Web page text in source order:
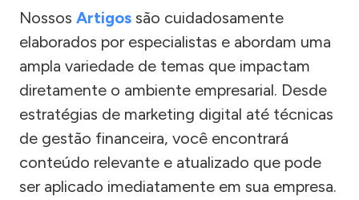
Nossos Artigos são cuidadosamente
elaborados por especialistas e abordam uma
ampla variedade de temas que impactam
diretamente o ambiente empresarial. Desde
estratégias de marketing digital até técnicas
de gestão financeira, você encontrará
conteúdo relevante e atualizado que pode
ser aplicado imediatamente em sua empresa.